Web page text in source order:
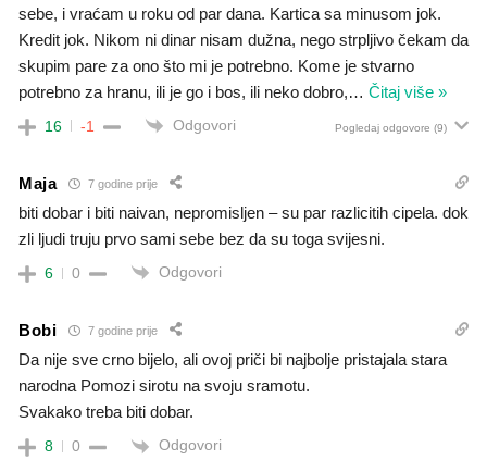
sebe, i vraćam u roku od par dana. Kartica sa minusom jok.
Kredit jok. Nikom ni dinar nisam dužna, nego strpljivo čekam da
skupim pare za ono što mi je potrebno. Kome je stvarno
potrebno za hranu, ili je go i bos, ili neko dobro,… Čitaj više »
16 -1 Odgovori Pogledaj odgovore (9)
Maja 7 godine prije
biti dobar i biti naivan, nepromisljen – su par razlicitih cipela. dok
zli ljudi truju prvo sami sebe bez da su toga svijesni.
6 0 Odgovori
Bobi 7 godine prije
Da nije sve crno bijelo, ali ovoj priči bi najbolje pristajala stara
narodna Pomozi sirotu na svoju sramotu.
Svakako treba biti dobar.
8 0 Odgovori